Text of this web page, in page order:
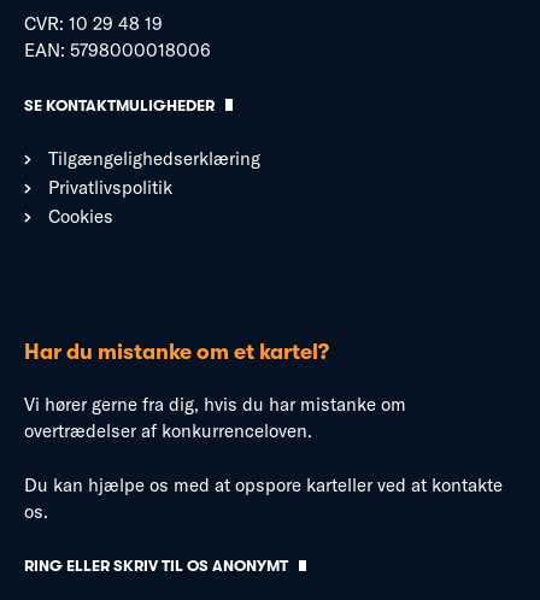
CVR: 10 29 48 19
EAN: 5798000018006
SE KONTAKTMULIGHEDER
Tilgængelighedserklæring
Privatlivspolitik
Cookies
Har du mistanke om et kartel?
Vi hører gerne fra dig, hvis du har mistanke om
overtrædelser af konkurrenceloven.
Du kan hjælpe os med at opspore karteller ved at kontakte
os.
RING ELLER SKRIV TIL OS ANONYMT